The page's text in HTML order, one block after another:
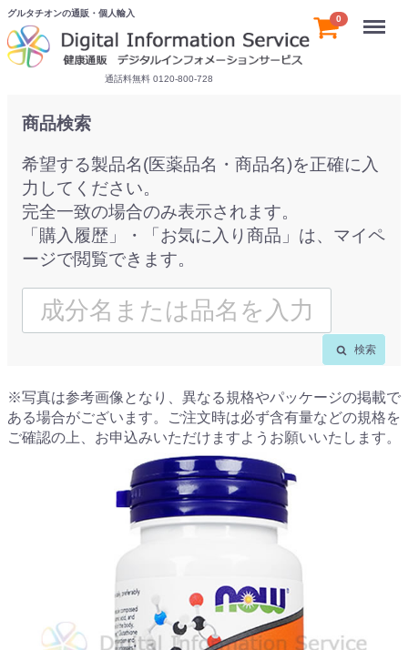
グルタチオンの通販・個人輸入
通話料無料 0120-800-728
0 Menu
商品検索
希望する製品名(医薬品名・商品名)を正確に入
力してください。
完全一致の場合のみ表示されます。
「購入履歴」・「お気に入り商品」は、マイペ
ージで閲覧できます。
検索
※写真は参考画像となり、異なる規格やパッケージの掲載で
ある場合がございます。ご注文時は必ず含有量などの規格を
ご確認の上、お申込みいただけますようお願いいたします。